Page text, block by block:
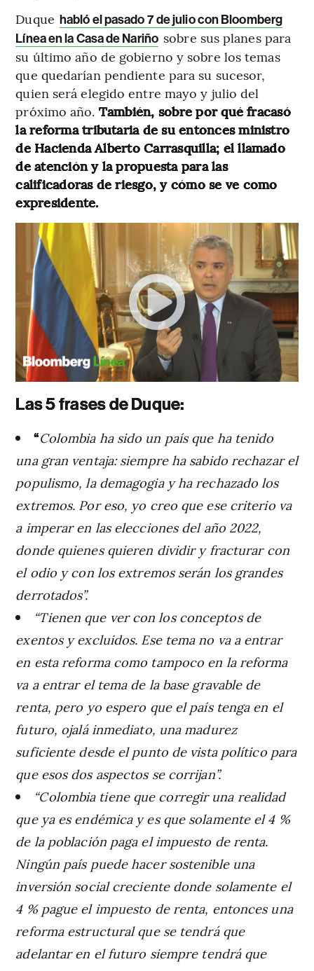
Duque habló el pasado 7 de julio con Bloomberg
Línea en la Casa de Nariño sobre sus planes para
su último año de gobierno y sobre los temas
que quedarían pendiente para su sucesor,
quien será elegido entre mayo y julio del
próximo año. También, sobre por qué fracasó
la reforma tributaria de su entonces ministro
de Hacienda Alberto Carrasquilla; el llamado
de atención y la propuesta para las
calificadoras de riesgo, y cómo se ve como
expresidente.
Las 5 frases de Duque:
“Colombia ha sido un país que ha tenido
una gran ventaja: siempre ha sabido rechazar el
populismo, la demagogia y ha rechazado los
extremos. Por eso, yo creo que ese criterio va
a imperar en las elecciones del año 2022,
donde quienes quieren dividir y fracturar con
el odio y con los extremos serán los grandes
derrotados”.
“Tienen que ver con los conceptos de
exentos y excluidos. Ese tema no va a entrar
en esta reforma como tampoco en la reforma
va a entrar el tema de la base gravable de
renta, pero yo espero que el país tenga en el
futuro, ojalá inmediato, una madurez
suficiente desde el punto de vista político para
que esos dos aspectos se corrijan”.
“Colombia tiene que corregir una realidad
que ya es endémica y es que solamente el 4 %
de la población paga el impuesto de renta.
Ningún país puede hacer sostenible una
inversión social creciente donde solamente el
4 % pague el impuesto de renta, entonces una
reforma estructural que se tendrá que
adelantar en el futuro siempre tendrá que